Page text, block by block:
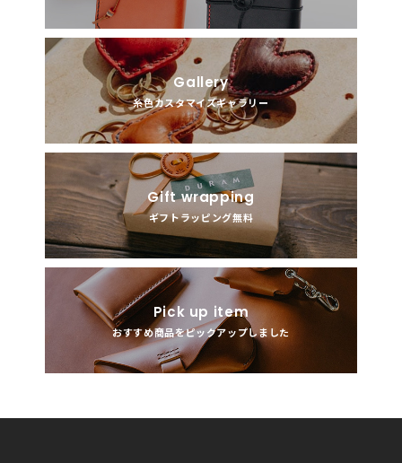
Gallery
糸色カスタマイズギャラリー
Gift wrapping
ギフトラッピング無料
Pick up item
おすすめ商品をピックアップしました